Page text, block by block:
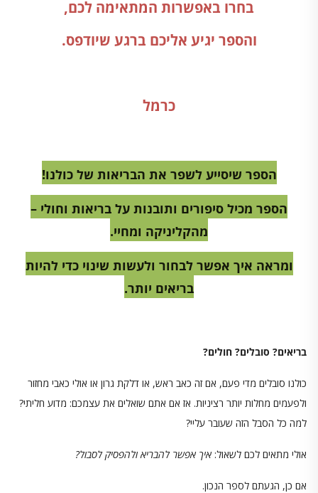
בחרו באפשרות המתאימה לכם,
והספר יגיע אליכם ברגע שיודפס.
כרמל
הספר שיסייע לשפר את הבריאות של כולנו!
הספר מכיל סיפורים ותובנות על בריאות וחולי –
מהקליניקה ומחיי.
ומראה איך אפשר לבחור ולעשות שינוי כדי להיות
בריאים יותר.
בריאים? סובלים? חולים?
כולנו סובלים מדי פעם, אם זה כאב ראש, או דלקת גרון או אולי כאבי מחזור
ולפעמים מחלות יותר רציניות. אז אם אתם שואלים את עצמכם: מדוע חליתי?
למה כל הסבל הזה שעובר עליי?
אולי מתאים לכם לשאול: איך אפשר להבריא ולהפסיק לסבול?
אם כן, הגעתם לספר הנכון.